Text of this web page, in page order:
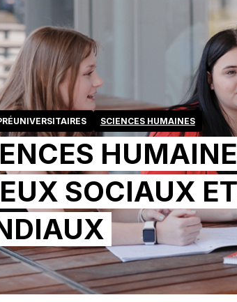
SCIENCES HUMAINES
SOCIAUX ET
|